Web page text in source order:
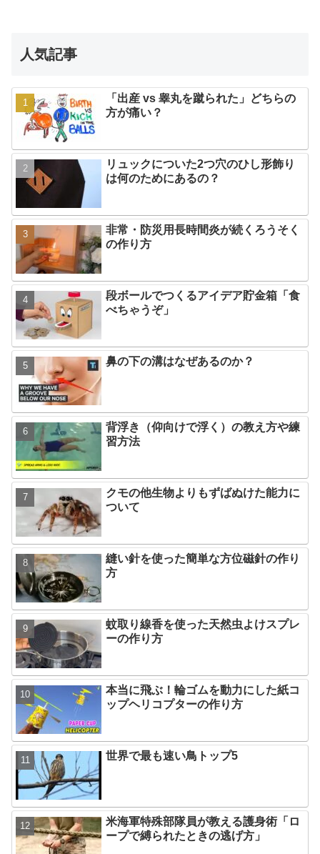
人気記事
「出産 vs 睾丸を蹴られた」どちらの
方が痛い？
リュックについた2つ穴のひし形飾り
は何のためにあるの？
非常・防災用長時間炎が続くろうそく
の作り方
段ボールでつくるアイデア貯金箱「食
べちゃうぞ」
鼻の下の溝はなぜあるのか？
背浮き（仰向けで浮く）の教え方や練
習方法
クモの他生物よりもずばぬけた能力に
ついて
縫い針を使った簡単な方位磁針の作り
方
蚊取り線香を使った天然虫よけスプレ
ーの作り方
本当に飛ぶ！輪ゴムを動力にした紙コ
ップヘリコプターの作り方
世界で最も速い鳥トップ5
米海軍特殊部隊員が教える護身術「ロ
ープで縛られたときの逃げ方」